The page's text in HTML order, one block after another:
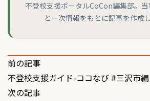
不登校支援ポータルCoCon編集部。
と一次情報をもとに記事を作成
投
稿
前の記事
不登校支援ガイド-ココなび #三沢市編
次の記事